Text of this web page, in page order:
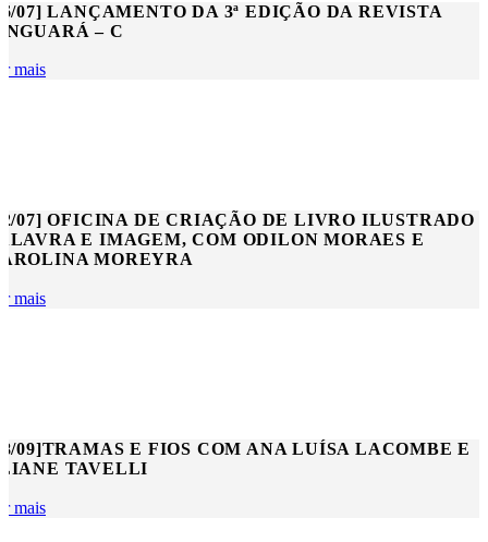
07] LANÇAMENTO DA 3ª EDIÇÃO DA REVISTA
– C
mais
07] OFICINA DE CRIAÇÃO DE LIVRO ILUSTRADO
E IMAGEM, COM ODILON MORAES E
MOREYRA
mais
09]TRAMAS E FIOS COM ANA LUÍSA LACOMBE E
TAVELLI
mais